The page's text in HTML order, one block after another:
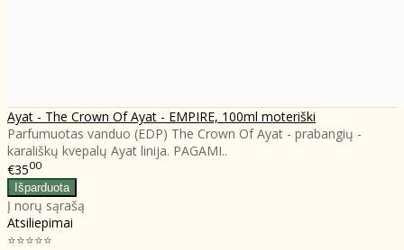
Ayat - The Crown Of Ayat - EMPIRE, 100ml moteriški
Parfumuotas vanduo (EDP) The Crown Of Ayat - prabangių -
karališkų kvepalų Ayat linija. PAGAMI..
€3500
Į norų sąrašą
Atsiliepimai
⭐⭐⭐⭐⭐